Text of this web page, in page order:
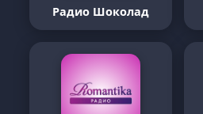
Радио Шоколад